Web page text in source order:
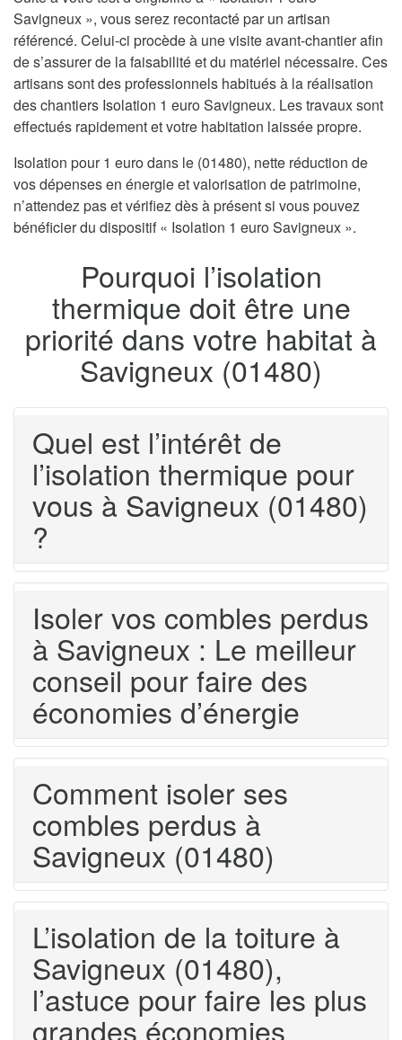
Savigneux », vous serez recontacté par un artisan
référencé. Celui-ci procède à une visite avant-chantier afin
de s’assurer de la faisabilité et du matériel nécessaire. Ces
artisans sont des professionnels habitués à la réalisation
des chantiers Isolation 1 euro Savigneux. Les travaux sont
effectués rapidement et votre habitation laissée propre.
Isolation pour 1 euro dans le (01480), nette réduction de
vos dépenses en énergie et valorisation de patrimoine,
n’attendez pas et vérifiez dès à présent si vous pouvez
bénéficier du dispositif « Isolation 1 euro Savigneux ».
Pourquoi l’isolation
thermique doit être une
priorité dans votre habitat à
Savigneux (01480)
Quel est l’intérêt de
l’isolation thermique pour
vous à Savigneux (01480)
?
Isoler vos combles perdus
à Savigneux : Le meilleur
conseil pour faire des
économies d’énergie
Comment isoler ses
combles perdus à
Savigneux (01480)
L’isolation de la toiture à
Savigneux (01480),
l’astuce pour faire les plus
grandes économies